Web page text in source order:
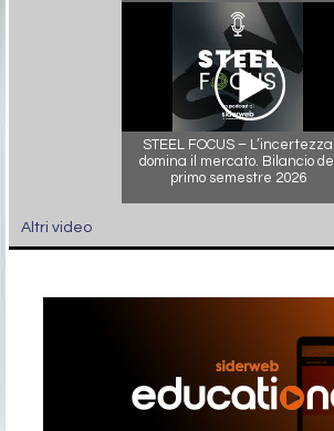
STEEL FOCUS – L’incertezza
domina il mercato. Bilancio del
primo semestre 2026
Altri video